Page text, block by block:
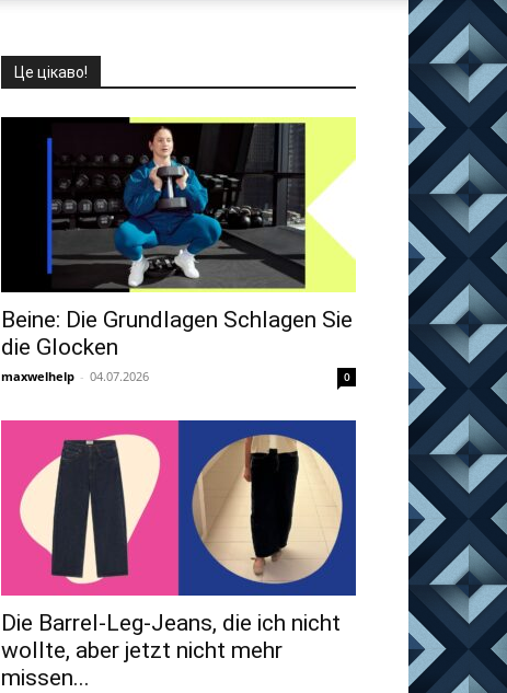
Це цікаво!
Beine: Die Grundlagen Schlagen Sie
die Glocken
maxwelhelp - 04.07.2026 0
Die Barrel-Leg-Jeans, die ich nicht
wollte, aber jetzt nicht mehr
missen...